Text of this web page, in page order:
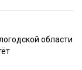
области